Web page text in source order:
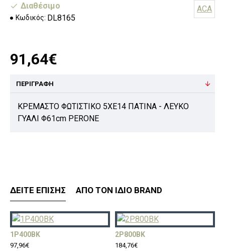
Διαθέσιμο
Κωδικός: DL8165
ACA
91,64€
ΠΕΡΙΓΡΑΦΉ
ΚΡΕΜΑΣΤΟ ΦΩΤΙΣΤΙΚΟ 5XE14 ΠΑΤΙΝΑ - ΛΕΥΚΟ
ΓΥΑΛΙ Φ61cm PERONE
ΔΕΊΤΕ ΕΠΊΣΗΣ ΑΠΌ ΤΟΝ ΊΔΙΟ BRAND
1P400BK
97,96€
2P800BK
184,76€